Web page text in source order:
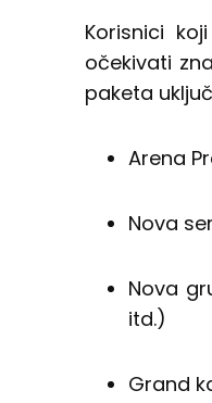
Korisnici
očekivati
paketa
Arena
Nova
Nova
itd.)
Grand